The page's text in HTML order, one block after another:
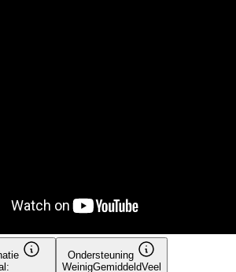
Ondersteuning
WeinigGemiddeldVeel